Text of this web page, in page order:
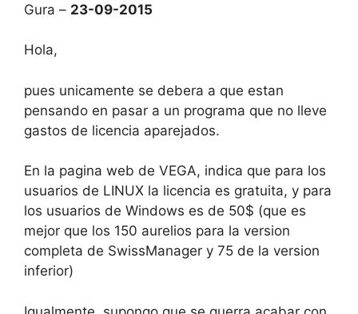
Gura – 23-09-2015
Hola,
pues unicamente se debera a que estan
pensando en pasar a un programa que no lleve
gastos de licencia aparejados.
En la pagina web de VEGA, indica que para los
usuarios de LINUX la licencia es gratuita, y para
los usuarios de Windows es de 50$ (que es
mejor que los 150 aurelios para la version
completa de SwissManager y 75 de la version
inferior)